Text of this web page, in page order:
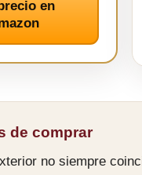
en
de comprar
no siempre